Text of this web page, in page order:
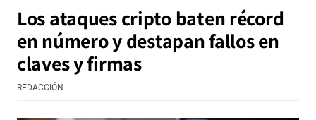
Los ataques cripto baten récord
en número y destapan fallos en
claves y firmas
REDACCIÓN